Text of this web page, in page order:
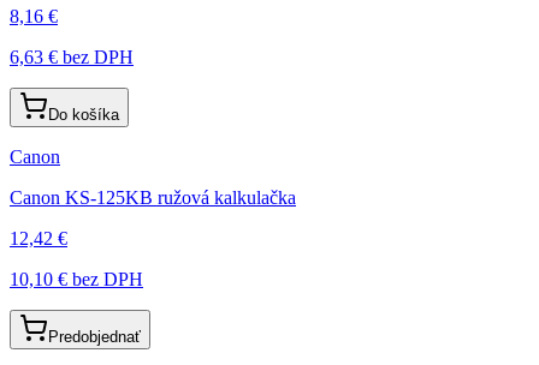
8,16 €
6,63 € bez DPH
Do košíka
Canon
Canon KS-125KB ružová kalkulačka
12,42 €
10,10 € bez DPH
Predobjednať